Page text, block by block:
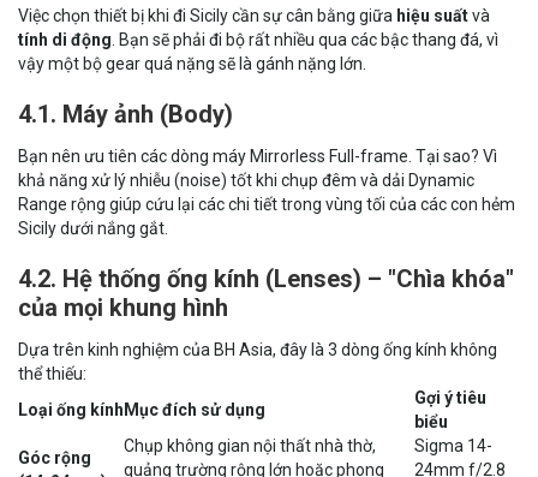
Việc chọn thiết bị khi đi Sicily cần sự cân bằng giữa hiệu suấtvà
tính di động. Bạn sẽ phải đi bộ rất nhiều qua các bậc thang đá, vì
vậy một bộ gear quá nặng sẽ là gánh nặng lớn.
4.1. Máy ảnh (Body)
Bạn nên ưu tiên các dòng máy Mirrorless Full-frame. Tại sao? Vì
khả năng xử lý nhiễu (noise) tốt khi chụp đêm và dải Dynamic
Range rộng giúp cứu lại các chi tiết trong vùng tối của các con hẻm
Sicily dưới nắng gắt.
4.2. Hệ thống ống kính (Lenses) – "Chìa khóa"
của mọi khung hình
Dựa trên kinh nghiệm của BH Asia, đây là 3 dòng ống kính không
thể thiếu:
Loại ống kính Mục đích sử dụng
Gợi ý tiêu
biểu
Góc rộng
Chụp không gian nội thất nhà thờ,
quảng trường rộng lớn hoặc phong
Sigma 14-
24mm f/2.8